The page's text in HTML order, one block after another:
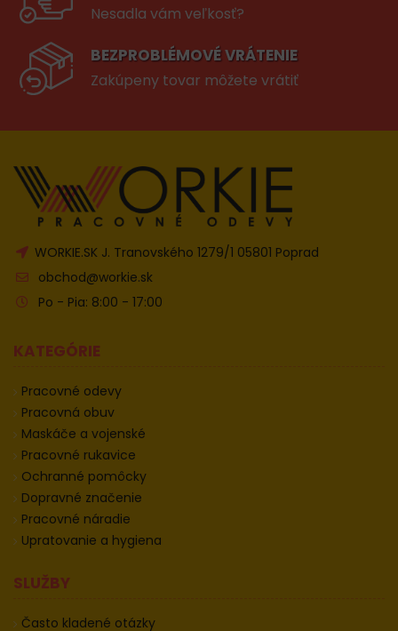
Nesadla vám veľkosť?
BEZPROBLÉMOVÉ VRÁTENIE
Zakúpeny tovar môžete vrátiť
WORKIE.SK J. Tranovského 1279/1 05801 Poprad
obchod@workie.sk
Po - Pia: 8:00 - 17:00
KATEGÓRIE
Pracovné odevy
Pracovná obuv
Maskáče a vojenské
Pracovné rukavice
Ochranné pomôcky
Dopravné značenie
Pracovné náradie
Upratovanie a hygiena
SLUŽBY
Často kladené otázky